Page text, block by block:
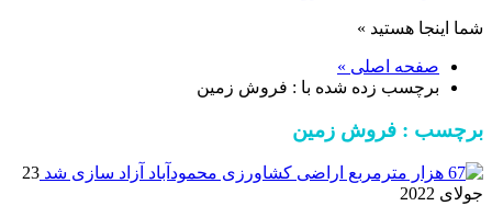
شما اینجا هستید »
صفحه اصلی »
برچسب زده شده با : فروش زمین
برچسب : فروش زمین
23
جولای 2022